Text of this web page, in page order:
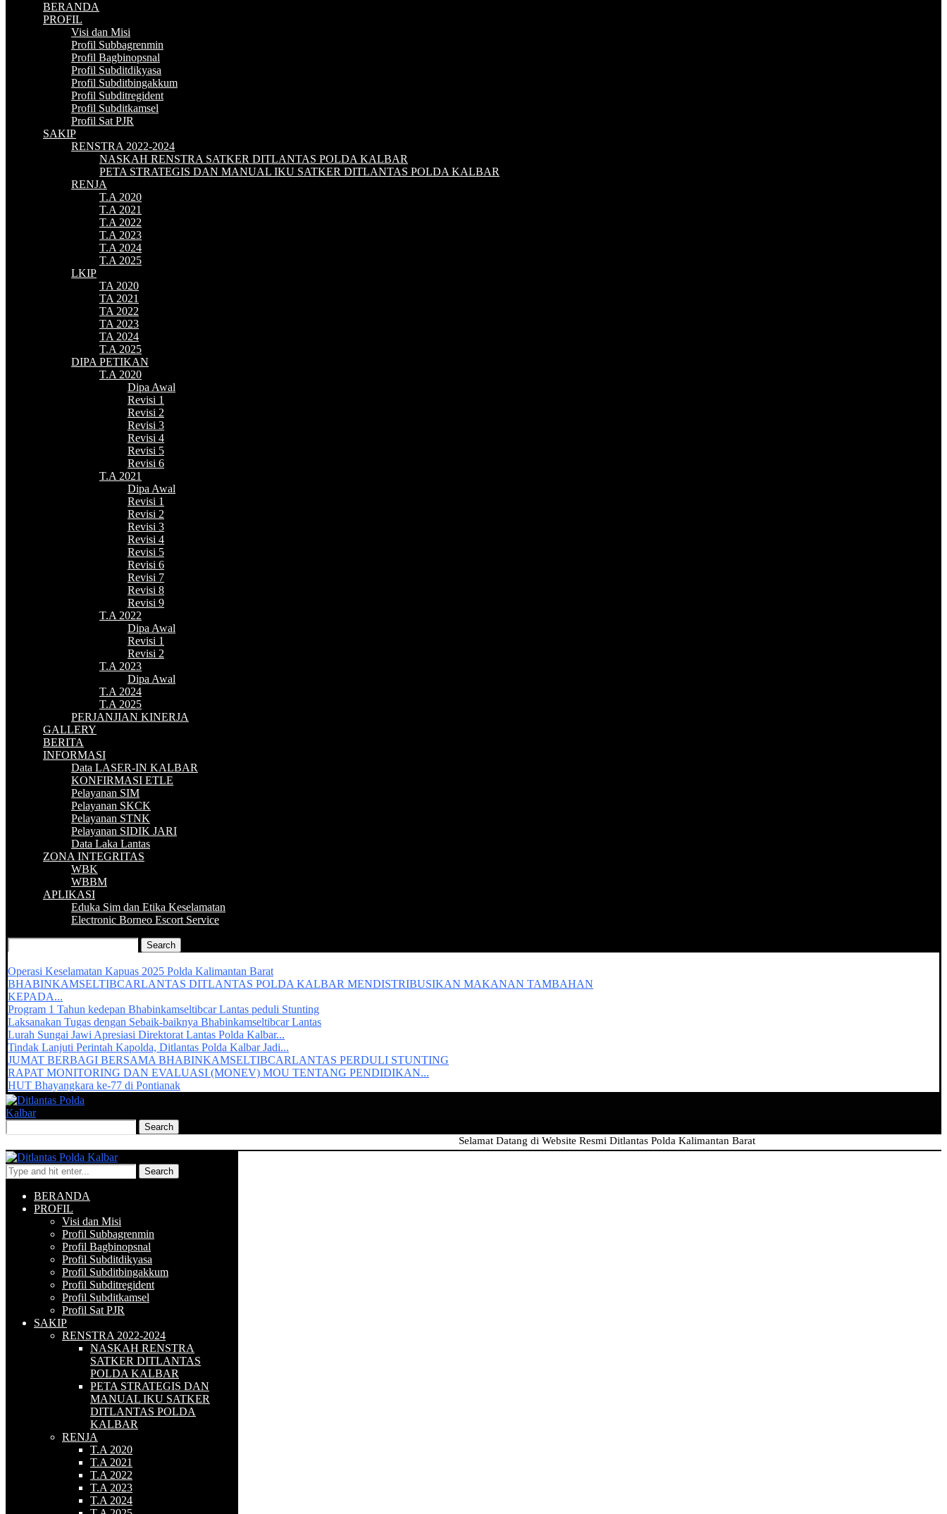
BERANDA
PROFIL
Visi dan Misi
Profil Subbagrenmin
Profil Bagbinopsnal
Profil Subditdikyasa
Profil Subditbingakkum
Profil Subditregident
Profil Subditkamsel
Profil Sat PJR
SAKIP
RENSTRA 2022-2024
NASKAH RENSTRA SATKER DITLANTAS POLDA KALBAR
PETA STRATEGIS DAN MANUAL IKU SATKER DITLANTAS POLDA KALBAR
RENJA
T.A 2020
T.A 2021
T.A 2022
T.A 2023
T.A 2024
T.A 2025
LKIP
TA 2020
TA 2021
TA 2022
TA 2023
TA 2024
T.A 2025
DIPA PETIKAN
T.A 2020
Dipa Awal
Revisi 1
Revisi 2
Revisi 3
Revisi 4
Revisi 5
Revisi 6
T.A 2021
Dipa Awal
Revisi 1
Revisi 2
Revisi 3
Revisi 4
Revisi 5
Revisi 6
Revisi 7
Revisi 8
Revisi 9
T.A 2022
Dipa Awal
Revisi 1
Revisi 2
T.A 2023
Dipa Awal
T.A 2024
T.A 2025
PERJANJIAN KINERJA
GALLERY
BERITA
INFORMASI
Data LASER-IN KALBAR
KONFIRMASI ETLE
Pelayanan SIM
Pelayanan SKCK
Pelayanan STNK
Pelayanan SIDIK JARI
Data Laka Lantas
ZONA INTEGRITAS
WBK
WBBM
APLIKASI
Eduka Sim dan Etika Keselamatan
Electronic Borneo Escort Service
Operasi Keselamatan Kapuas 2025 Polda Kalimantan Barat
BHABINKAMSELTIBCARLANTAS DITLANTAS POLDA KALBAR MENDISTRIBUSIKAN MAKANAN TAMBAHAN
KEPADA...
Program 1 Tahun kedepan Bhabinkamseltibcar Lantas peduli Stunting
Laksanakan Tugas dengan Sebaik-baiknya Bhabinkamseltibcar Lantas
Lurah Sungai Jawi Apresiasi Direktorat Lantas Polda Kalbar...
Tindak Lanjuti Perintah Kapolda, Ditlantas Polda Kalbar Jadi...
JUMAT BERBAGI BERSAMA BHABINKAMSELTIBCARLANTAS PERDULI STUNTING
RAPAT MONITORING DAN EVALUASI (MONEV) MOU TENTANG PENDIDIKAN...
HUT Bhayangkara ke-77 di Pontianak
Selamat Datang di Website Resmi Ditlantas Polda Kalimantan Barat
Search
BERANDA
PROFIL
Visi dan Misi
Profil Subbagrenmin
Profil Bagbinopsnal
Profil Subditdikyasa
Profil Subditbingakkum
Profil Subditregident
Profil Subditkamsel
Profil Sat PJR
SAKIP
RENSTRA 2022-2024
NASKAH RENSTRA
SATKER DITLANTAS
POLDA KALBAR
PETA STRATEGIS DAN
MANUAL IKU SATKER
DITLANTAS POLDA
KALBAR
RENJA
T.A 2020
T.A 2021
T.A 2022
T.A 2023
T.A 2024